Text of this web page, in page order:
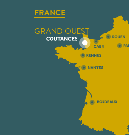
FRANCE
GRAND OUEST